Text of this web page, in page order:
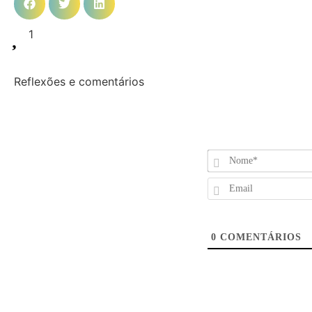
1
Reflexões e comentários
0 COMENTÁRIOS